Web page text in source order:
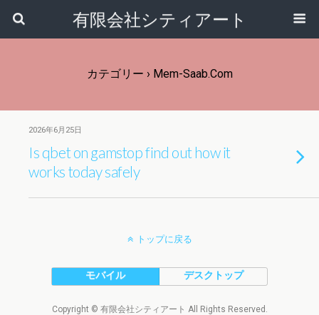
有限会社シティアート
カテゴリー › Mem-Saab.com
2026年6月25日
Is qbet on gamstop find out how it
works today safely
トップに戻る
モバイル デスクトップ
Copyright © 有限会社シティアート All Rights Reserved.